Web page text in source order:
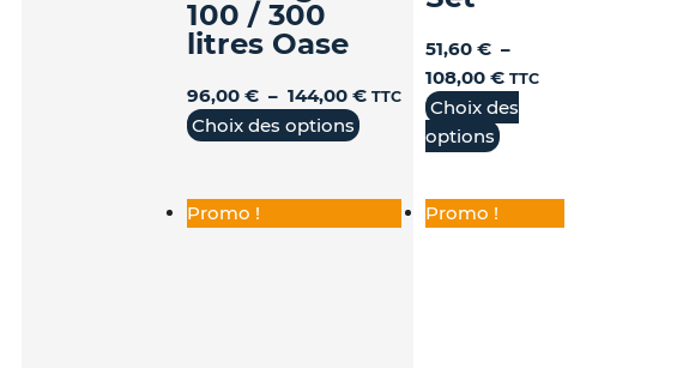
100 / 300
litres Oase
96,00€ – 144,00€ TTC
Choix des options
51,60€ –
108,00€ TTC
Choix des
options
Promo ! Promo !